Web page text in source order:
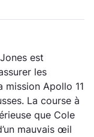
est
les
mission Apollo 11
La course à
que Cole
mauvais œil